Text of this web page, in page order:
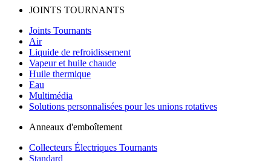
JOINTS TOURNANTS
Joints Tournants
Air
Liquide de refroidissement
Vapeur et huile chaude
Huile thermique
Eau
Multimédia
Solutions personnalisées pour les unions rotatives
Anneaux d'emboîtement
Collecteurs Électriques Tournants
Standard